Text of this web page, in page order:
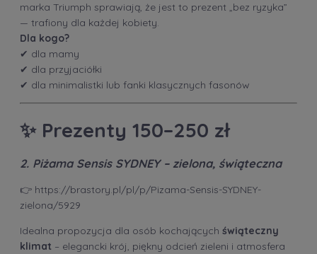
marka Triumph sprawiają, że jest to prezent „bez ryzyka”
— trafiony dla każdej kobiety.
Dla kogo?
✔ dla mamy
✔ dla przyjaciółki
✔ dla minimalistki lub fanki klasycznych fasonów
✨ Prezenty 150–250 zł
2. Piżama Sensis SYDNEY – zielona, świąteczna
👉 https://brastory.pl/pl/p/Pizama-Sensis-SYDNEY-
zielona/5929
Idealna propozycja dla osób kochających świąteczny
klimat – elegancki krój, piękny odcień zieleni i atmosfera